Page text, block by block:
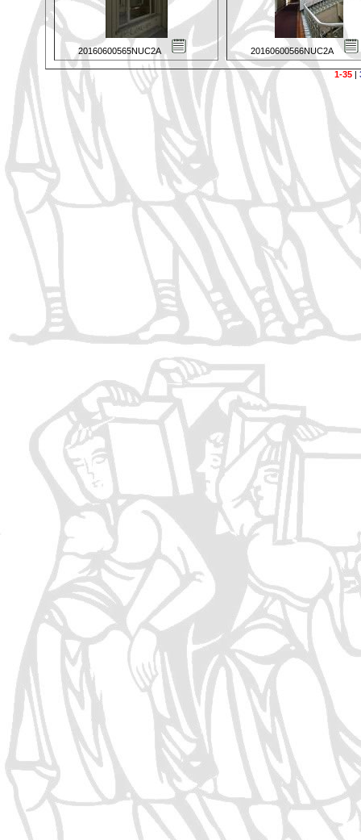
20160600565NUC2A 20160600566NUC2A
1-35|